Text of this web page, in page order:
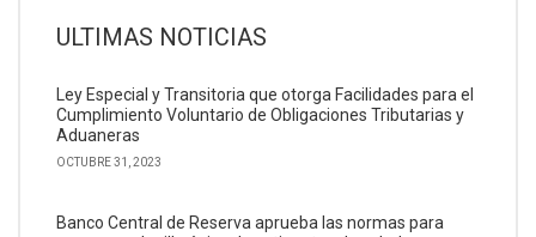
ULTIMAS NOTICIAS
Ley Especial y Transitoria que otorga Facilidades para el
Cumplimiento Voluntario de Obligaciones Tributarias y
Aduaneras
OCTUBRE 31, 2023
Banco Central de Reserva aprueba las normas para